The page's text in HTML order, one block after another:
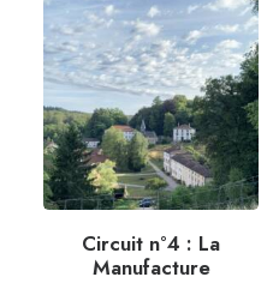
Circuit n°4 : La
Manufacture